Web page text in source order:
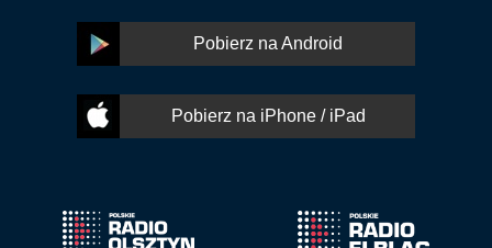
Pobierz na Android
Pobierz na iPhone / iPad